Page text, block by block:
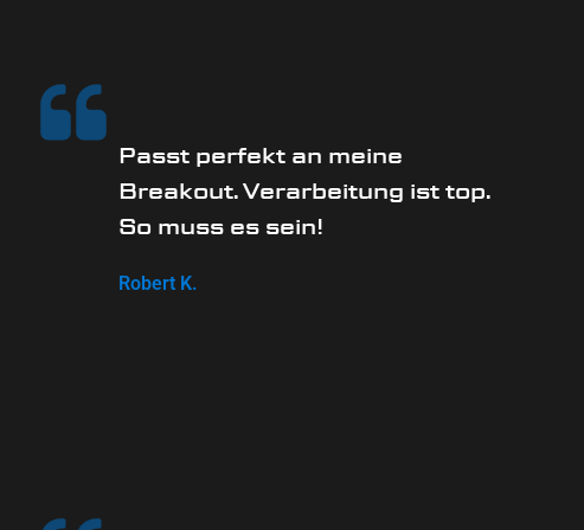
Passt perfekt an meine
Breakout. Verarbeitung ist top.
So muss es sein!
Robert K.